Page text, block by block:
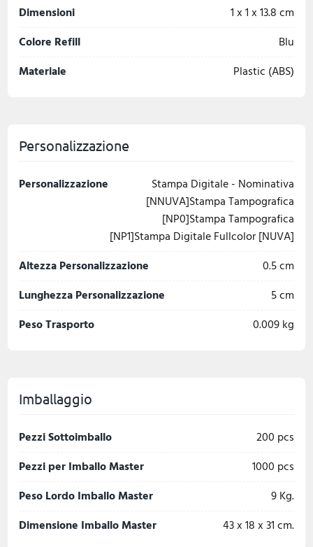
Dimensioni
1 x 1 x 13.8 cm
Colore Refill
Blu
Materiale
Plastic (ABS)
Personalizzazione
Personalizzazione
Stampa Digitale - Nominativa
[NNUVA]Stampa Tampografica
[NP0]Stampa Tampografica
[NP1]Stampa Digitale Fullcolor [NUVA]
Altezza Personalizzazione
0.5 cm
Lunghezza Personalizzazione
5 cm
Peso Trasporto
0.009 kg
Imballaggio
Pezzi Sottoimballo
200 pcs
Pezzi per Imballo Master
1000 pcs
Peso Lordo Imballo Master
9 Kg.
Dimensione Imballo Master
43 x 18 x 31 cm.